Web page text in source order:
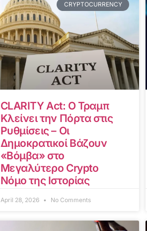
CRYPTOCURRENCY
CLARITY Act: Ο Τραμπ
Κλείνει την Πόρτα στις
Ρυθμίσεις – Οι
Δημοκρατικοί Βάζουν
«Βόμβα» στο
Μεγαλύτερο Crypto
Νόμο της Ιστορίας
April 28, 2026 No Comments